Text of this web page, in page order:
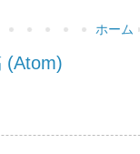
ホーム
(Atom)